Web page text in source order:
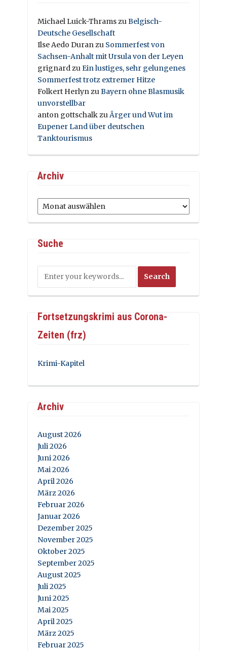
Michael Luick-Thrams zu Belgisch-
Deutsche Gesellschaft
Ilse Aedo Duran zu Sommerfest von
Sachsen-Anhalt mit Ursula von der Leyen
grignard zu Ein lustiges, sehr gelungenes
Sommerfest trotz extremer Hitze
Folkert Herlyn zu Bayern ohne Blasmusik
unvorstellbar
anton gottschalk zu Ärger und Wut im
Eupener Land über deutschen
Tanktourismus
Archiv
Archiv
Suche
Fortsetzungskrimi aus Corona-
Zeiten (frz)
Krimi-Kapitel
Archiv
August 2026
Juli 2026
Juni 2026
Mai 2026
April 2026
März 2026
Februar 2026
Januar 2026
Dezember 2025
November 2025
Oktober 2025
September 2025
August 2025
Juli 2025
Juni 2025
Mai 2025
April 2025
März 2025
Februar 2025